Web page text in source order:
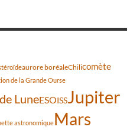
aurore boréaleChilicomète
de la Grande Ourse
LuneESOISSJupiter
astronomiqueMars